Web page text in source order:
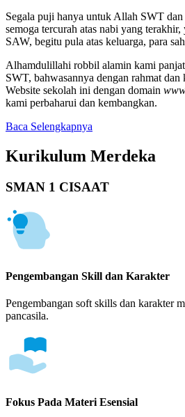
Segala puji hanya untuk Allah SWT dan
semoga tercurah atas nabi yang
SAW, begitu pula atas keluarga, para
Alhamdulillahi robbil alamin kami
SWT, bahwasannya dengan rahmat
Website sekolah ini dengan domain
kami perbaharui dan kembangkan.
Baca Selengkapnya
Kurikulum Merdeka
SMAN 1 CISAAT
Pengembangan Skill dan Karakter
Pengembangan soft skills dan karakter
pancasila.
Fokus Pada Materi Esensial